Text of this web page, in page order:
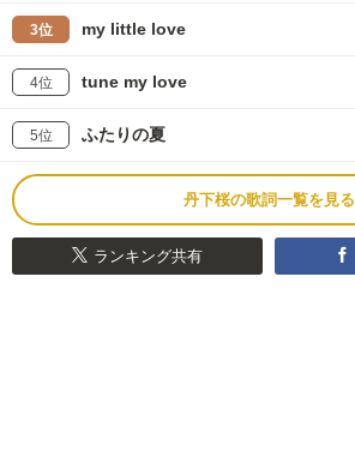
3位 my little love
4位 tune my love
5位 ふたりの夏
丹下桜の歌詞一覧を見る
ランキング共有